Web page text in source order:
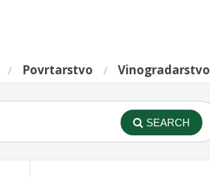
Povrtarstvo Vinogradarstvo
SEARCH